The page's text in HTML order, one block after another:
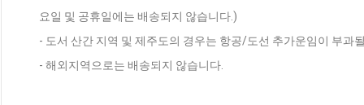
요일 및 공휴일에는 배송되지 않습니다.)
- 도서 산간 지역 및 제주도의 경우는 항공/도선 추가운임이 부과
- 해외지역으로는 배송되지 않습니다.